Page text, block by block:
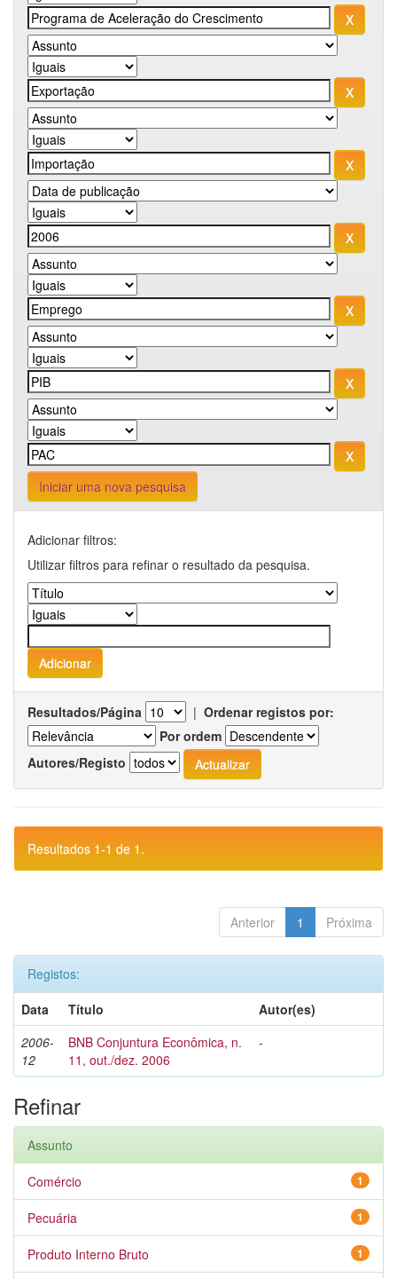
Iniciar uma nova pesquisa
Adicionar filtros:
Utilizar filtros para refinar o resultado da pesquisa.
Resultados/Página | Ordenar registos por:
Por ordem
Autores/Registo
Resultados 1-1 de 1.
Anterior 1 Próxima
Registos:
Data
Título
Autor(es)
2006-
12
BNB Conjuntura Econômica, n.
11, out./dez. 2006
-
Refinar
Assunto
1
Comércio
1
Pecuária
1
Produto Interno Bruto